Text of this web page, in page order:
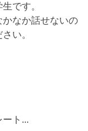
です。
なか話せないの
い。
ト...